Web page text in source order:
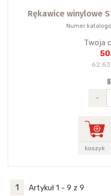
Rękawice winylowe
Numer
Twoja
-
koszyk
1 Artykuł 1 - 9 z 9